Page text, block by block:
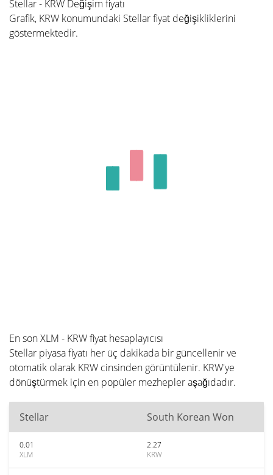
Stellar - KRW Değişim fiyatı
Grafik, KRW konumundaki Stellar fiyat değişikliklerini
göstermektedir.
En son XLM - KRW fiyat hesaplayıcısı
Stellar piyasa fiyatı her üç dakikada bir güncellenir ve
otomatik olarak KRW cinsinden görüntülenir. KRW'ye
dönüştürmek için en popüler mezhepler aşağıdadır.
Stellar South Korean Won
0.01
XLM
2.27
KRW